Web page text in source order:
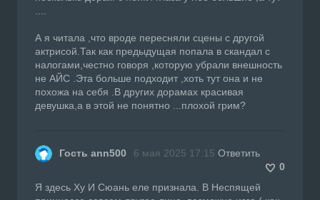
А я читала ,что вроде пересняли сцены с другой
актрисой.Так как предыдущая попала в скандал с
налогами,честно говоря ,которую убрали внешность
не АЙС .Эта больше подходит ,хоть тут она и не
похожа на себя .В других дорамах красивая
девушка,а в этой не понятно ...плохой грим?
Гость ann500 6 мая 2025 17:15 Ответить
0
Я здесь Ху И Сюань еле признала. В Неспящей